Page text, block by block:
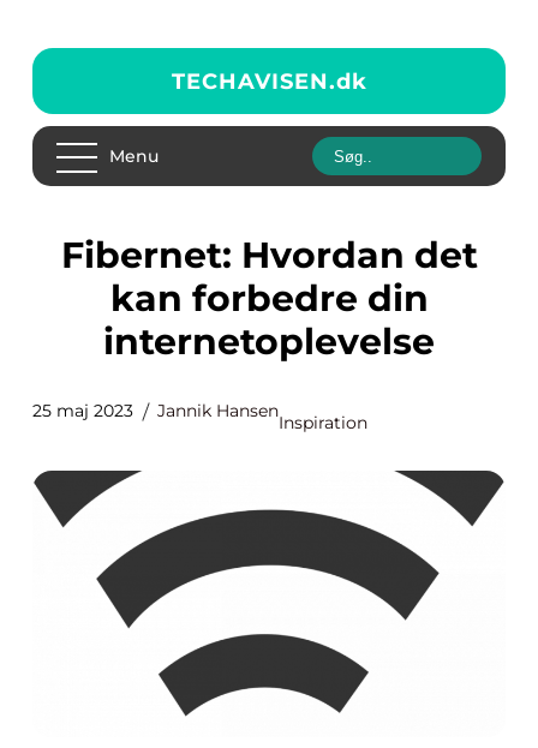
TECHAVISEN.dk
Menu
Fibernet: Hvordan det
kan forbedre din
internetoplevelse
25 maj 2023 Jannik Hansen
Inspiration